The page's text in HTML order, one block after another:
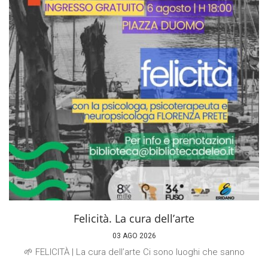
Felicità. La cura dell’arte
03 AGO 2026
🌱 FELICITÀ | La cura dell’arte Ci sono luoghi che sanno